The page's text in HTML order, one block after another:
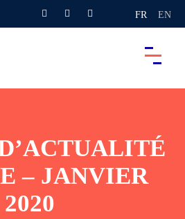
FR EN
– JANVIER
2020